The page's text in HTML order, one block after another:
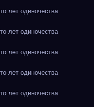
лет одиночества
лет одиночества
лет одиночества
лет одиночества
лет одиночества